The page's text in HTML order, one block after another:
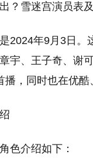
？雪迷宫演员表
2024年9月3日
宇、王子奇、谢
，同时也在优酷
色介绍如下‌：